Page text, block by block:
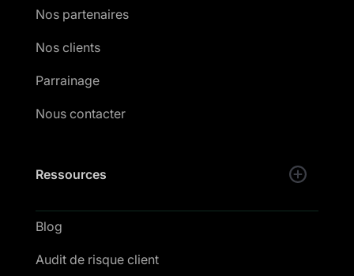
Nos partenaires
Nos clients
Parrainage
Nous contacter
Ressources
Blog
Audit de risque client